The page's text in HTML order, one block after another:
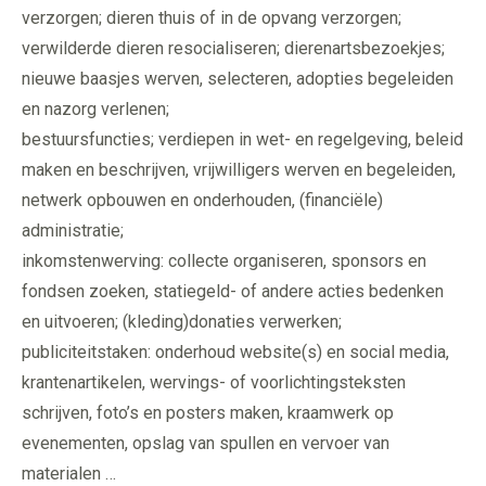
verzorgen; dieren thuis of in de opvang verzorgen;
verwilderde dieren resocialiseren; dierenartsbezoekjes;
nieuwe baasjes werven, selecteren, adopties begeleiden
en nazorg verlenen;
bestuursfuncties; verdiepen in wet- en regelgeving, beleid
maken en beschrijven, vrijwilligers werven en begeleiden,
netwerk opbouwen en onderhouden, (financiële)
administratie;
inkomstenwerving: collecte organiseren, sponsors en
fondsen zoeken, statiegeld- of andere acties bedenken
en uitvoeren; (kleding)donaties verwerken;
publiciteitstaken: onderhoud website(s) en social media,
krantenartikelen, wervings- of voorlichtingsteksten
schrijven, foto’s en posters maken, kraamwerk op
evenementen, opslag van spullen en vervoer van
materialen …